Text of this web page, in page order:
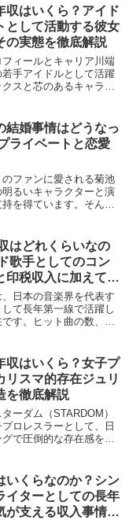
世代を中心に高い支持を
の記事で...
収はいくら？アイド
として活動する彼女
の実態を徹底解説
ィールとキャリア川端
手アイドルとして活躍
スと芯のあるキャラク
にわたるメディア出演
知名度を高...
結婚事情はどうなっ
ライベートと恋愛
ファンに愛される菊池
明るいキャラクターと演
を得ています。そんな
菊池こころの結婚に関
恋愛観に...
はどれくらいなの
歌手としてのコン
印税収入に加えてテ
版まで含めた収入
る推定年収を徹底解
め
日本の音楽界を代表す
て長年第一線で活躍し
す。ヒット曲の数、ラ
「松田聖子 年収はどれく
気になる...
収はいくら？女子プ
リスマ的存在ジュリ
を徹底解説
ーダム（STARDOM）
ロレスラーとして、日
で圧倒的な存在感を放
了しています。この記
スラー...
いくらなのか？シン
イターとしての長年
が支える収入事情を